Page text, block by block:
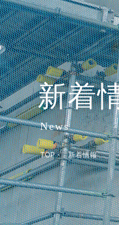
新着
News
TOP 新着情報